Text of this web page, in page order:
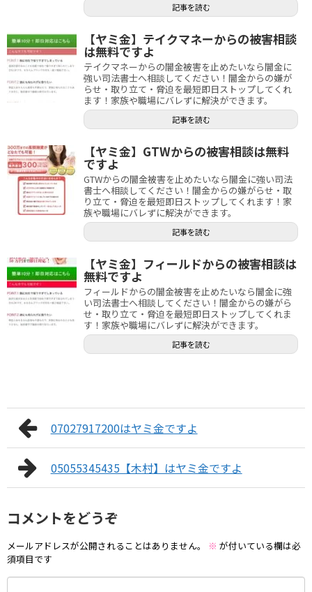
記事を読む
【ヤミ金】テイクマネーからの被害相談
は無料ですよ
テイクマネーからの闇金被害を止めたいなら闇金に
強い司法書士へ相談してください！闇金からの嫌が
らせ・取り立て・脅迫を最短即日ストップしてくれ
ます！家族や職場にバレずに解決ができます。
記事を読む
【ヤミ金】GTWからの被害相談は無料
ですよ
GTWからの闇金被害を止めたいなら闇金に強い司法
書士へ相談してください！闇金からの嫌がらせ・取
り立て・脅迫を最短即日ストップしてくれます！家
族や職場にバレずに解決ができます。
記事を読む
【ヤミ金】フィールドからの被害相談は
無料ですよ
フィールドからの闇金被害を止めたいなら闇金に強
い司法書士へ相談してください！闇金からの嫌がら
せ・取り立て・脅迫を最短即日ストップしてくれま
す！家族や職場にバレずに解決ができます。
記事を読む
07027917200はヤミ金ですよ
05055345435【木村】はヤミ金ですよ
コメントをどうぞ
メールアドレスが公開されることはありません。 ※ が付いている欄は必
須項目です